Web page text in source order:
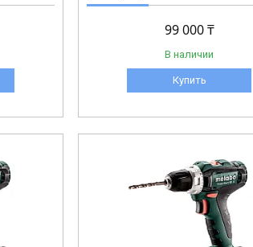
99 000 ₸
В наличии
Купить